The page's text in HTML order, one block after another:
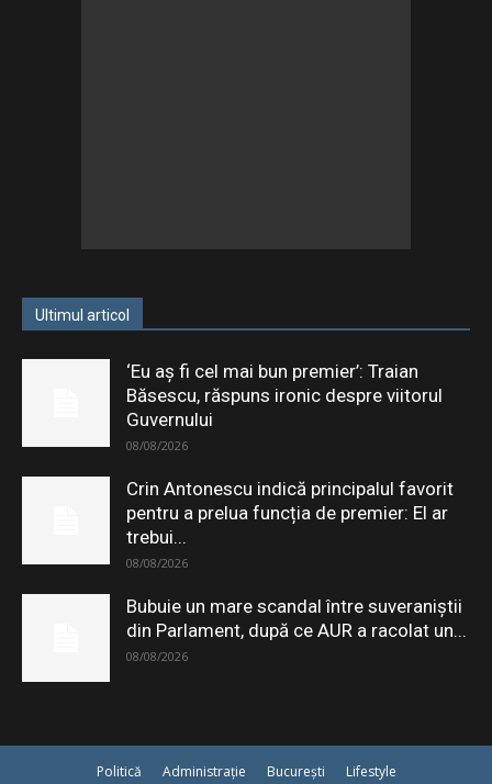
Ultimul articol
‘Eu aș fi cel mai bun premier’: Traian
Băsescu, răspuns ironic despre viitorul
Guvernului
08/08/2026
Crin Antonescu indică principalul favorit
pentru a prelua funcția de premier: El ar
trebui...
08/08/2026
Bubuie un mare scandal între suveraniștii
din Parlament, după ce AUR a racolat un...
08/08/2026
Politică Administrație București Lifestyle